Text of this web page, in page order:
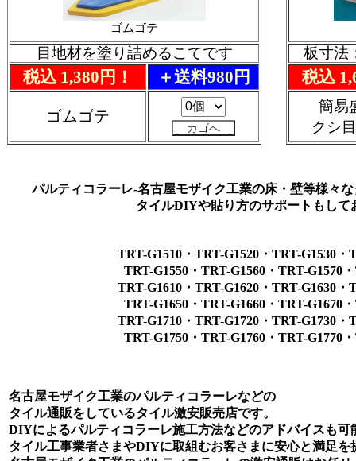
ゴムゴテ
目地材を塗り詰めるこてです
税込 1,380円！ ＋送料980円
ゴムゴテ
板寸法
税込
簡易
クシ
名古屋モザイク工業のパルティコラーレなどの
タイル通販をしているタイル激安販売店です。
DIYによるパルティコラーレ施工方法などのアドバイスも可
タイル工事業者さまやDIYに取組むお客さまに安心と満足を
TRT-G1510・TRT-G1520・TRT-G1530・
TRT-G1550・TRT-G1560・TRT-G1570
TRT-G1610・TRT-G1620・TRT-G1630・
TRT-G1650・TRT-G1660・TRT-G1670
TRT-G1710・TRT-G1720・TRT-G1730・
TRT-G1750・TRT-G1760・TRT-G1770
パルティコラーレ-名古屋モザイク工業の床・壁等様々
タイルDIYや貼り方のサポートもして